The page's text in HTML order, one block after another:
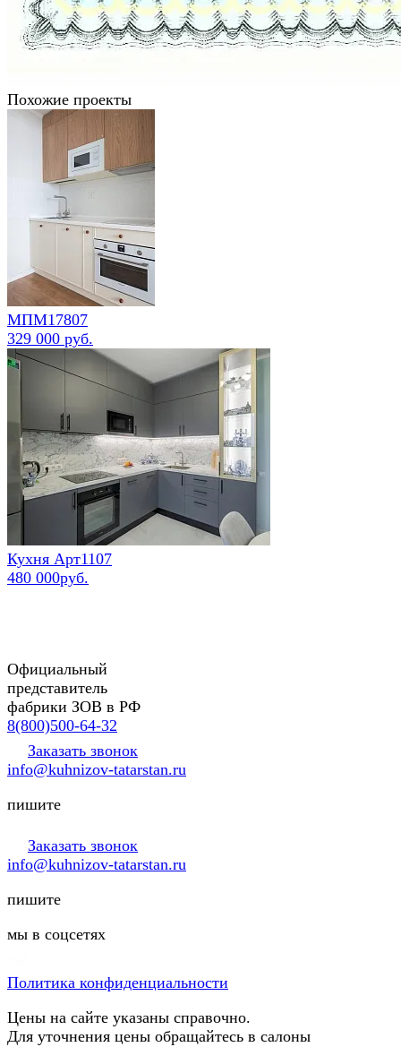
Похожие проекты
МПМ17807
329 000 руб.
Кухня Арт1107
480 000руб.
Официальный
представитель
фабрики ЗОВ в РФ
8(800)500-64-32
Заказать звонок
info@kuhnizov-tatarstan.ru
пишите
Заказать звонок
info@kuhnizov-tatarstan.ru
пишите
мы в соцсетях
Политика конфиденциальности
Цены на сайте указаны справочно.
Для уточнения цены обращайтесь в салоны